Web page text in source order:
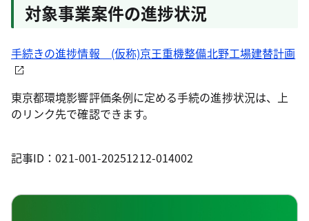
対象事業案件の進捗状況
手続きの進捗情報 (仮称)京王重機整備北野工場建替計画
東京都環境影響評価条例に定める手続の進捗状況は、上
のリンク先で確認できます。
記事ID：021-001-20251212-014002